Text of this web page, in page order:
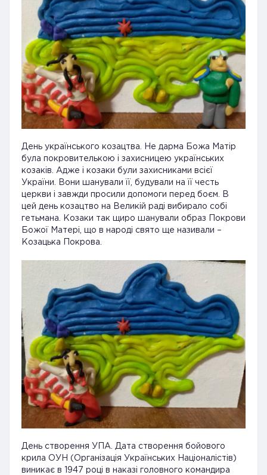
День українського козацтва. Не дарма Божа Матір
була покровителькою і захисницею українських
козаків. Адже і козаки були захисниками всієї
України. Вони шанували її, будували на її честь
церкви і завжди просили допомоги перед боєм. В
цей день козацтво на Великій раді вибирало собі
гетьмана. Козаки так щиро шанували образ Покрови
Божої Матері, що в народі свято ще називали –
Козацька Покрова.
День створення УПА. Дата створення бойового
крила ОУН (Організація Українських Націоналістів)
виникає в 1947 році в наказі головного командира